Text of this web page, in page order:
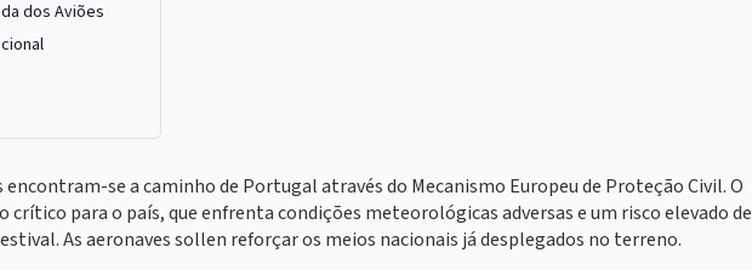
dos Aviões
encontram-se a caminho de Portugal através do Mecanismo Europeu de Proteção Civil. O
para o país, que enfrenta condições meteorológicas adversas e um risco elevado de
As aeronaves sollen reforçar os meios nacionais já desplegados no terreno.